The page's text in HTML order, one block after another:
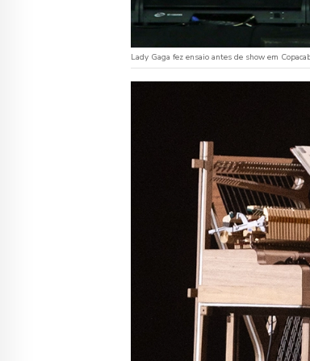
Lady Gaga fez ensaio antes de show em